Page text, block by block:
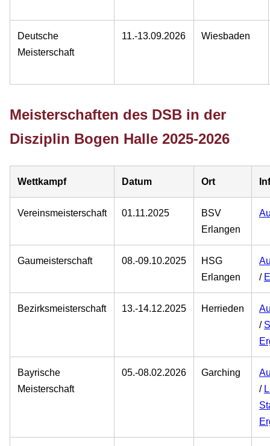
Deutsche
Meisterschaft
11.-13.09.2026 Wiesbaden
Meisterschaften des DSB in der
Disziplin Bogen Halle 2025-2026
Wettkampf Datum Ort
Vereinsmeisterschaft 01.11.2025
BSV
Erlangen
Gaumeisterschaft 08.-09.10.2025
HSG
Erlangen
/
Bezirksmeisterschaft 13.-14.12.2025 Herrieden
/
Bayrische
Meisterschaft
05.-08.02.2026 Garching
/